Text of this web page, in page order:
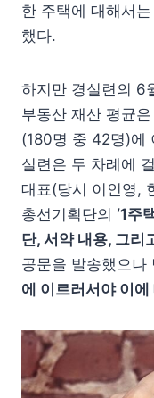
한 주택에 대해서는
했다.
하지만 경실련의 6
부동산 재산 평균
(180명 중 42명)에
실련은 두 차례에
대표(당시 이인영,
총선기획단의 ‘1주
단, 서약 내용, 그리
공문을 발송했으나
에 이르러서야 이에